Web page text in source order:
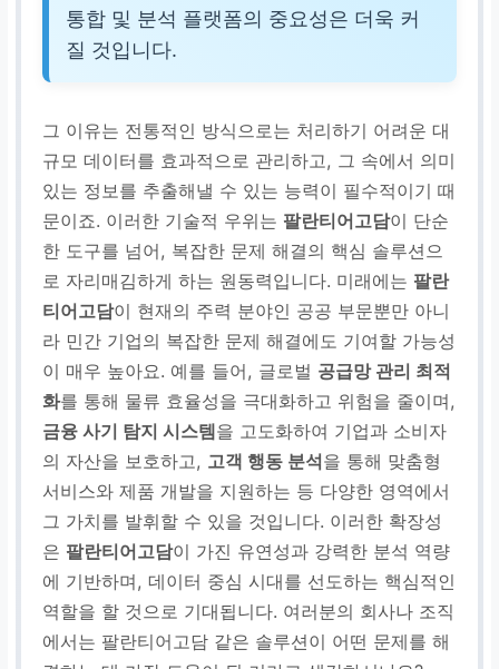
통합 및 분석 플랫폼의 중요성은 더욱 커
질 것입니다.
그 이유는 전통적인 방식으로는 처리하기 어려운 대
규모 데이터를 효과적으로 관리하고, 그 속에서 의미
있는 정보를 추출해낼 수 있는 능력이 필수적이기 때
문이죠. 이러한 기술적 우위는 팔란티어고담이 단순
한 도구를 넘어, 복잡한 문제 해결의 핵심 솔루션으
로 자리매김하게 하는 원동력입니다. 미래에는 팔란
티어고담이 현재의 주력 분야인 공공 부문뿐만 아니
라 민간 기업의 복잡한 문제 해결에도 기여할 가능성
이 매우 높아요. 예를 들어, 글로벌 공급망 관리 최적
화를 통해 물류 효율성을 극대화하고 위험을 줄이며,
금융 사기 탐지 시스템을 고도화하여 기업과 소비자
의 자산을 보호하고, 고객 행동 분석을 통해 맞춤형
서비스와 제품 개발을 지원하는 등 다양한 영역에서
그 가치를 발휘할 수 있을 것입니다. 이러한 확장성
은 팔란티어고담이 가진 유연성과 강력한 분석 역량
에 기반하며, 데이터 중심 시대를 선도하는 핵심적인
역할을 할 것으로 기대됩니다. 여러분의 회사나 조직
에서는 팔란티어고담 같은 솔루션이 어떤 문제를 해